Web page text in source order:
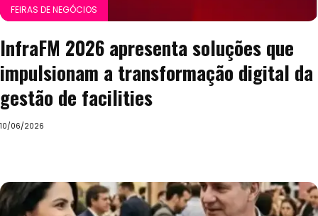
FEIRAS DE NEGÓCIOS
InfraFM 2026 apresenta soluções que
impulsionam a transformação digital da
gestão de facilities
10/06/2026